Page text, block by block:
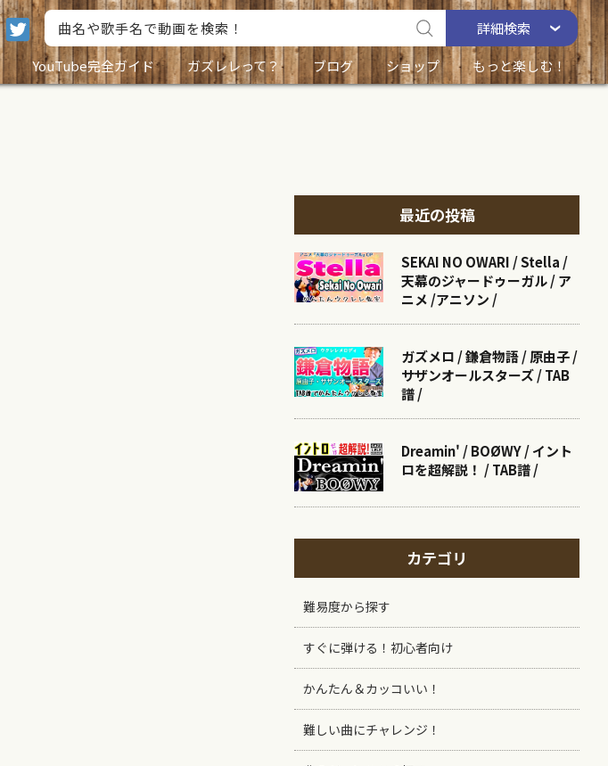
詳細検索
YouTube完全ガイド ガズレレって？ ブログ ショップ もっと楽しむ！
最近の投稿
SEKAI NO OWARI / Stella /
天幕のジャードゥーガル / ア
ニメ /アニソン /
ガズメロ / 鎌倉物語 / 原由子 /
サザンオールスターズ / TAB
譜 /
Dreamin' / BOØWY / イント
ロを超解説！ / TAB譜 /
カテゴリ
難易度から探す
すぐに弾ける！初心者向け
かんたん＆カッコいい！
難しい曲にチャレンジ！